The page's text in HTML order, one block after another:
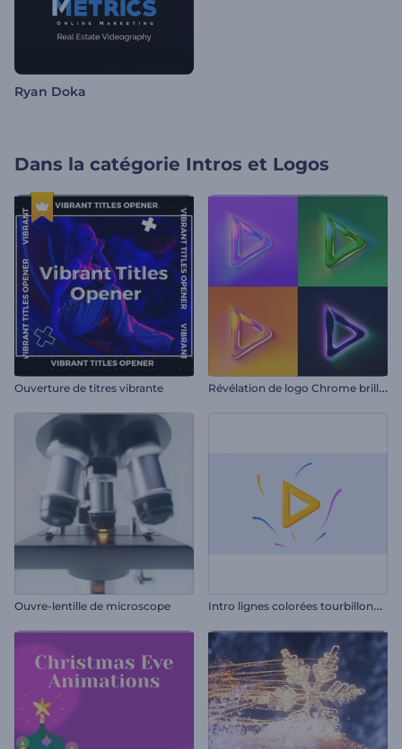
Ryan Doka
Dans la catégorie Intros et Logos
Ouverture de titres vibrante R
évélation de logo Chrome brillant
Ouvre-lentille de microscope I
ntro lignes colorées tourbillonnantes